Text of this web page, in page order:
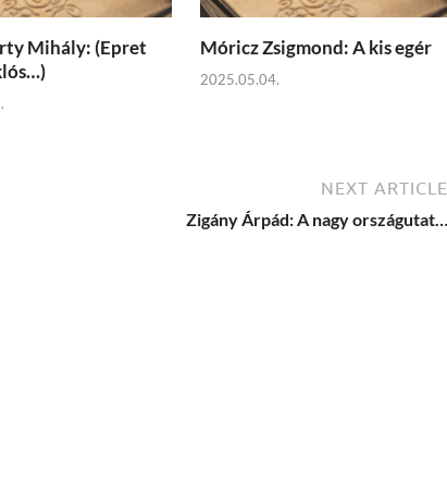
Mihály: (Epret
Móricz Zsigmond: A kis egér
2025.05.04.
NEXT ARTICLE
Zigány Árpád: A nagy országutat…